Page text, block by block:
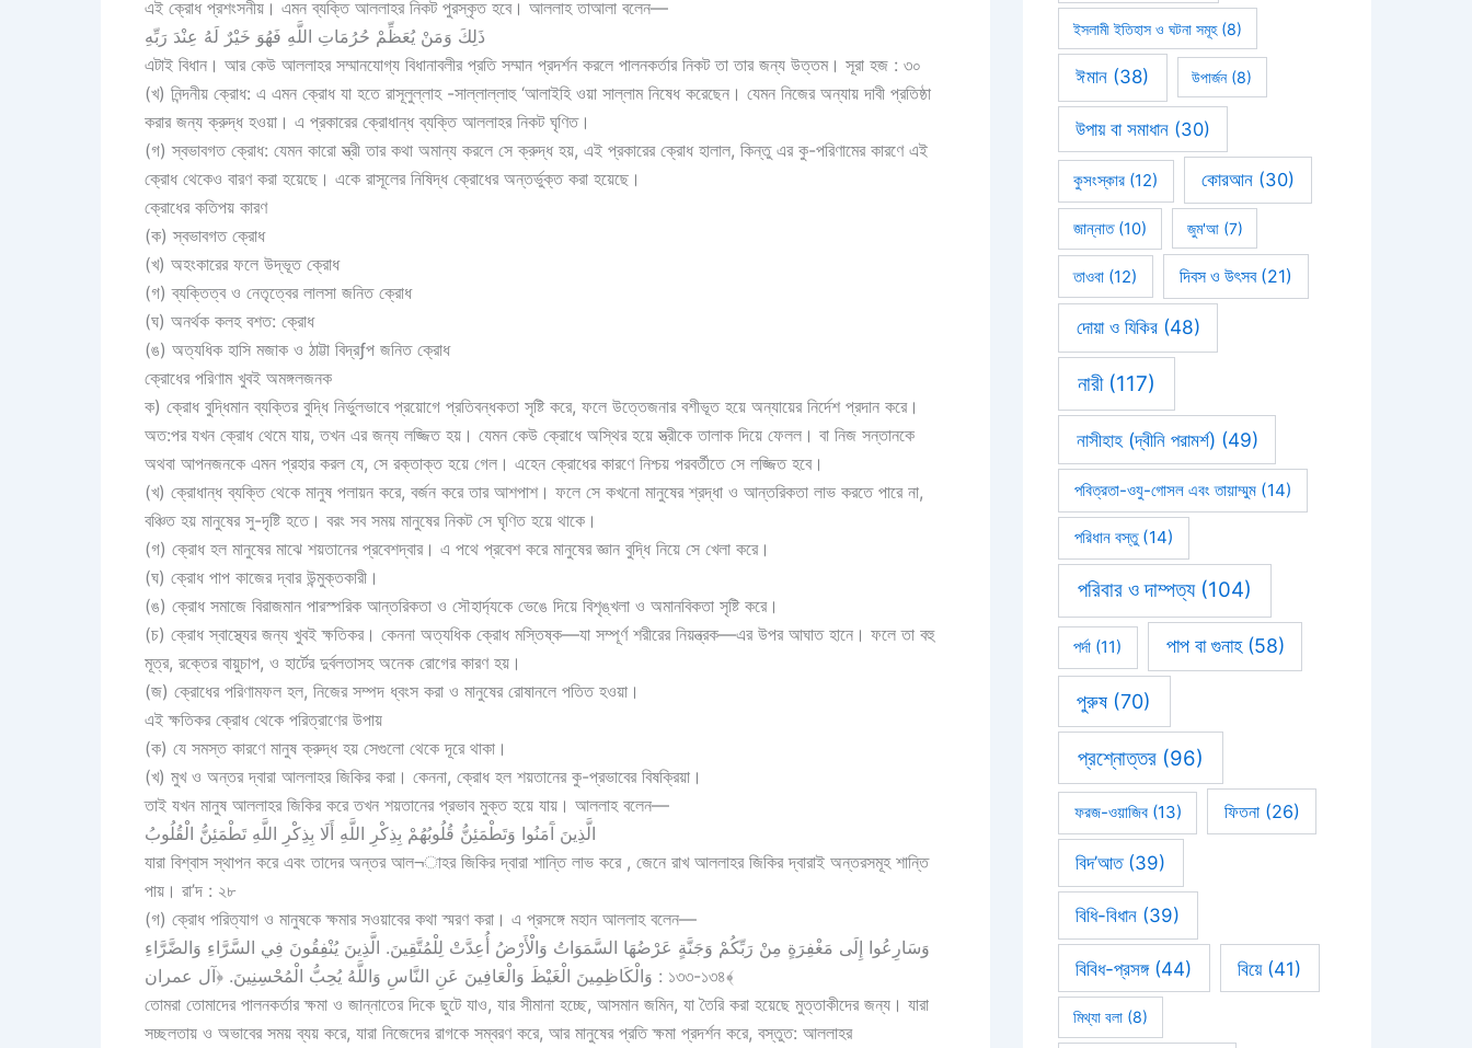
এই ক্রোধ প্রশংসনীয়। এমন ব্যক্তি আললাহর নিকট পুরস্কৃত হবে। আললাহ তাআলা বলেন—
ذَلِكَ وَمَنْ يُعَظِّمْ حُرُمَاتِ اللَّهِ فَهُوَ خَيْرٌ لَهُ عِنْدَ رَبِّهِ
এটাই বিধান। আর কেউ আললাহর সম্মানযোগ্য বিধানাবলীর প্রতি সম্মান প্রদর্শন করলে পালনকর্তার নিকট তা তার জন্য উত্তম। সূরা হজ : ৩০
(খ) নিন্দনীয় ক্রোধ: এ এমন ক্রোধ যা হতে রাসূলুল্লাহ -সাল্লাল্লাহু ‘আলাইহি ওয়া সাল্লাম নিষেধ করেছেন। যেমন নিজের অন্যায় দাবী প্রতিষ্ঠা
করার জন্য ক্রুদ্ধ হওয়া। এ প্রকারের ক্রোধান্ধ ব্যক্তি আললাহর নিকট ঘৃণিত।
(গ) স্বভাবগত ক্রোধ: যেমন কারো স্ত্রী তার কথা অমান্য করলে সে ক্রুদ্ধ হয়, এই প্রকারের ক্রোধ হালাল, কিন্তু এর কু-পরিণামের কারণে এই
ক্রোধ থেকেও বারণ করা হয়েছে। একে রাসূলের নিষিদ্ধ ক্রোধের অন্তর্ভুক্ত করা হয়েছে।
ক্রোধের কতিপয় কারণ
(ক) স্বভাবগত ক্রোধ
(খ) অহংকারের ফলে উদ্ভূত ক্রোধ
(গ) ব্যক্তিত্ব ও নেতৃত্বের লালসা জনিত ক্রোধ
(ঘ) অনর্থক কলহ বশত: ক্রোধ
(ঙ) অত্যধিক হাসি মজাক ও ঠাট্টা বিদ্রƒপ জনিত ক্রোধ
ক্রোধের পরিণাম খুবই অমঙ্গলজনক
ক) ক্রোধ বুদ্ধিমান ব্যক্তির বুদ্ধি নির্ভুলভাবে প্রয়োগে প্রতিবন্ধকতা সৃষ্টি করে, ফলে উত্তেজনার বশীভূত হয়ে অন্যায়ের নির্দেশ প্রদান করে।
অত:পর যখন ক্রোধ থেমে যায়, তখন এর জন্য লজ্জিত হয়। যেমন কেউ ক্রোধে অস্থির হয়ে স্ত্রীকে তালাক দিয়ে ফেলল। বা নিজ সন্তানকে
অথবা আপনজনকে এমন প্রহার করল যে, সে রক্তাক্ত হয়ে গেল। এহেন ক্রোধের কারণে নিশ্চয় পরবর্তীতে সে লজ্জিত হবে।
(খ) ক্রোধান্ধ ব্যক্তি থেকে মানুষ পলায়ন করে, বর্জন করে তার আশপাশ। ফলে সে কখনো মানুষের শ্রদ্ধা ও আন্তরিকতা লাভ করতে পারে না,
বঞ্চিত হয় মানুষের সু-দৃষ্টি হতে। বরং সব সময় মানুষের নিকট সে ঘৃণিত হয়ে থাকে।
(গ) ক্রোধ হল মানুষের মাঝে শয়তানের প্রবেশদ্বার। এ পথে প্রবেশ করে মানুষের জ্ঞান বুদ্ধি নিয়ে সে খেলা করে।
(ঘ) ক্রোধ পাপ কাজের দ্বার উন্মুক্তকারী।
(ঙ) ক্রোধ সমাজে বিরাজমান পারস্পরিক আন্তরিকতা ও সৌহার্দ্যকে ভেঙে দিয়ে বিশৃঙ্খলা ও অমানবিকতা সৃষ্টি করে।
(চ) ক্রোধ স্বাস্থ্যের জন্য খুবই ক্ষতিকর। কেননা অত্যধিক ক্রোধ মস্তিষ্ক—যা সম্পূর্ণ শরীরের নিয়ন্ত্রক—এর উপর আঘাত হানে। ফলে তা বহু
মূত্র, রক্তের বায়ুচাপ, ও হার্টের দুর্বলতাসহ অনেক রোগের কারণ হয়।
(জ) ক্রোধের পরিণামফল হল, নিজের সম্পদ ধ্বংস করা ও মানুষের রোষানলে পতিত হওয়া।
এই ক্ষতিকর ক্রোধ থেকে পরিত্রাণের উপায়
(ক) যে সমস্ত কারণে মানুষ ক্রুদ্ধ হয় সেগুলো থেকে দূরে থাকা।
(খ) মুখ ও অন্তর দ্বারা আললাহর জিকির করা। কেননা, ক্রোধ হল শয়তানের কু-প্রভাবের বিষক্রিয়া।
তাই যখন মানুষ আললাহর জিকির করে তখন শয়তানের প্রভাব মুক্ত হয়ে যায়। আললাহ বলেন—
الَّذِينَ آَمَنُوا وَتَطْمَئِنُّ قُلُوبُهُمْ بِذِكْرِ اللَّهِ أَلَا بِذِكْرِ اللَّهِ تَطْمَئِنُّ الْقُلُوبُ
যারা বিশ্বাস স্থাপন করে এবং তাদের অন্তর আল¬াহর জিকির দ্বারা শান্তি লাভ করে , জেনে রাখ আললাহর জিকির দ্বারাই অন্তরসমূহ শান্তি
পায়। রা’দ : ২৮
(গ) ক্রোধ পরিত্যাগ ও মানুষকে ক্ষমার সওয়াবের কথা স্মরণ করা। এ প্রসঙ্গে মহান আললাহ বলেন—
وَسَارِعُوا إِلَى مَغْفِرَةٍ مِنْ رَبِّكُمْ وَجَنَّةٍ عَرْضُهَا السَّمَوَاتُ وَالْأَرْضُ أُعِدَّتْ لِلْمُتَّقِينَ. الَّذِينَ يُنْفِقُونَ فِي السَّرَّاءِ وَالضَّرَّاءِ
وَالْكَاظِمِينَ الْغَيْظَ وَالْعَافِينَ عَنِ النَّاسِ وَاللَّهُ يُحِبُّ الْمُحْسِنِينَ. ﴿آل عمران : ১৩৩-১৩৪﴾
তোমরা তোমাদের পালনকর্তার ক্ষমা ও জান্নাতের দিকে ছুটে যাও, যার সীমানা হচ্ছে, আসমান জমিন, যা তৈরি করা হয়েছে মুত্তাকীদের জন্য। যারা
সচ্ছলতায় ও অভাবের সময় ব্যয় করে, যারা নিজেদের রাগকে সম্বরণ করে, আর মানুষের প্রতি ক্ষমা প্রদর্শন করে, বস্তুত: আললাহর
ইসলামী ইতিহাস ও ঘটনা সমূহ(8)
ঈমান (38) উপার্জন(8)
উপায় বা সমাধান(30)
কুসংস্কার (12) কোরআন(30)
জান্নাত(10) জুম'আ(7)
তাওবা (12) দিবস ও উৎসব(21)
দোয়া ও যিকির(48)
নারী(117)
নাসীহাহ (দ্বীনি পরামর্শ) (49)
পবিত্রতা-ওযু-গোসল এবং তায়াম্মুম(14)
পরিধান বস্তু(14)
পরিবার ও দাম্পত্য(104)
পর্দা (11) পাপ বা গুনাহ(58)
পুরুষ (70)
প্রশ্নোত্তর(96)
ফরজ-ওয়াজিব(13) ফিতনা(26)
বিদ’আত(39)
বিধি-বিধান (39)
বিবিধ-প্রসঙ্গ(44) বিয়ে(41)
মিথ্যা বলা(8)